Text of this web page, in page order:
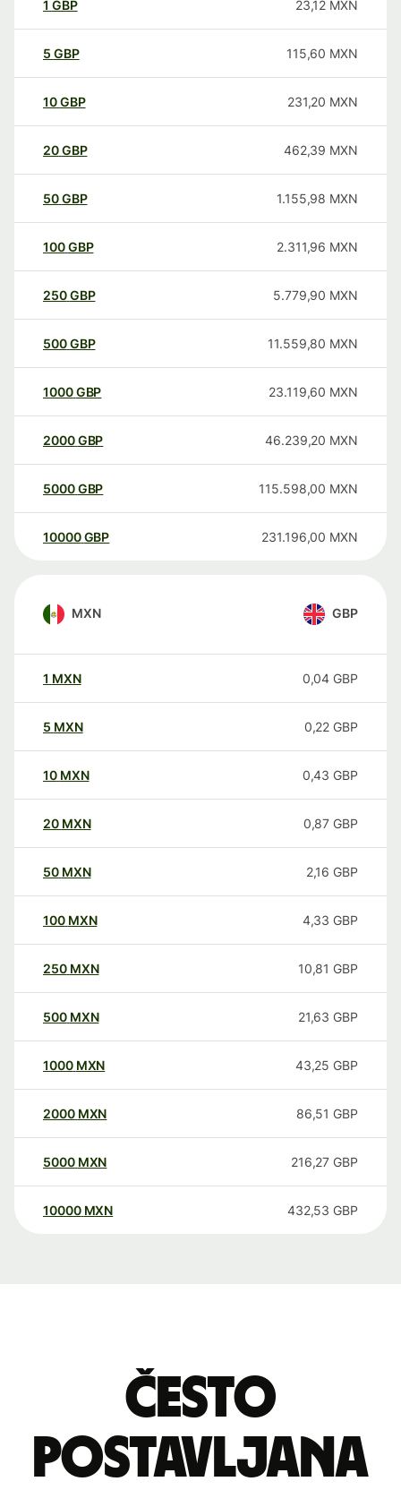
1 GBP 23,12 MXN
5 GBP 115,60 MXN
10GBP 231,20 MXN
20GBP 462,39 MXN
50GBP 1.155,98 MXN
100GBP 2.311,96 MXN
250GBP 5.779,90 MXN
500GBP 11.559,80 MXN
1000GBP 23.119,60 MXN
2000GBP 46.239,20 MXN
5000GBP 115.598,00 MXN
10000 GBP 231.196,00 MXN
MXN GBP
1 MXN 0,04 GBP
5 MXN 0,22 GBP
10 MXN 0,43 GBP
20 MXN 0,87 GBP
50 MXN 2,16 GBP
100 MXN 4,33 GBP
250 MXN 10,81 GBP
500 MXN 21,63 GBP
1000 MXN 43,25 GBP
2000 MXN 86,51 GBP
5000 MXN 216,27 GBP
10000 MXN 432,53 GBP
Često
postavljana